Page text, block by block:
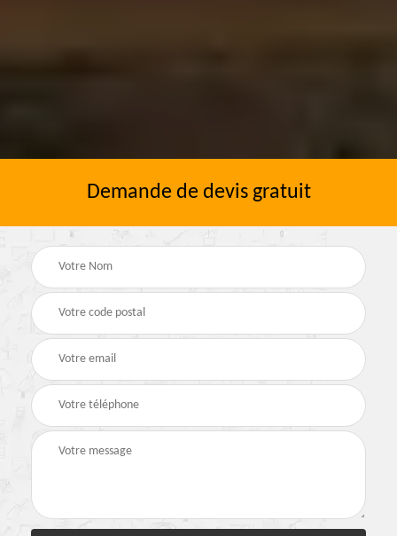
Demande de devis gratuit